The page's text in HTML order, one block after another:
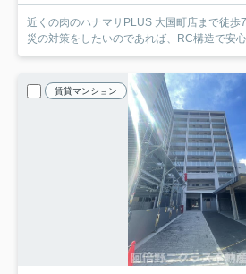
近くの肉のハナマサPLUS 大国町店まで徒
災の対策をしたいのであれば、RC構造で安
賃貸マンション